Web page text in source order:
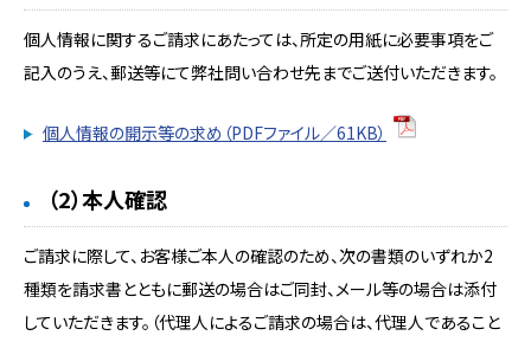
個人情報に関するご請求にあたっては、所定の用紙に必要事項をご
記入のうえ、郵送等にて弊社問い合わせ先までご送付いただきます。
個人情報の開示等の求め（PDFファイル／61KB）
（2）本人確認
ご請求に際して、お客様ご本人の確認のため、次の書類のいずれか2
種類を請求書とともに郵送の場合はご同封、メール等の場合は添付
していただきます。（代理人によるご請求の場合は、代理人であること